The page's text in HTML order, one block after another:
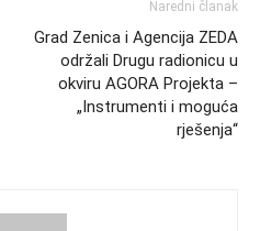
Naredni članak
Grad Zenica i Agencija ZEDA
održali Drugu radionicu u
okviru AGORA Projekta –
„Instrumenti i moguća
rješenja“